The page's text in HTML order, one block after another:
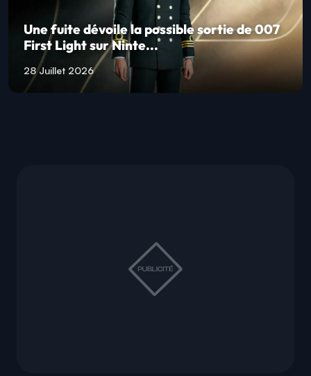
Une fuite dévoile la possible sortie de 007
First Light sur Ninte...
28 Juillet 2026